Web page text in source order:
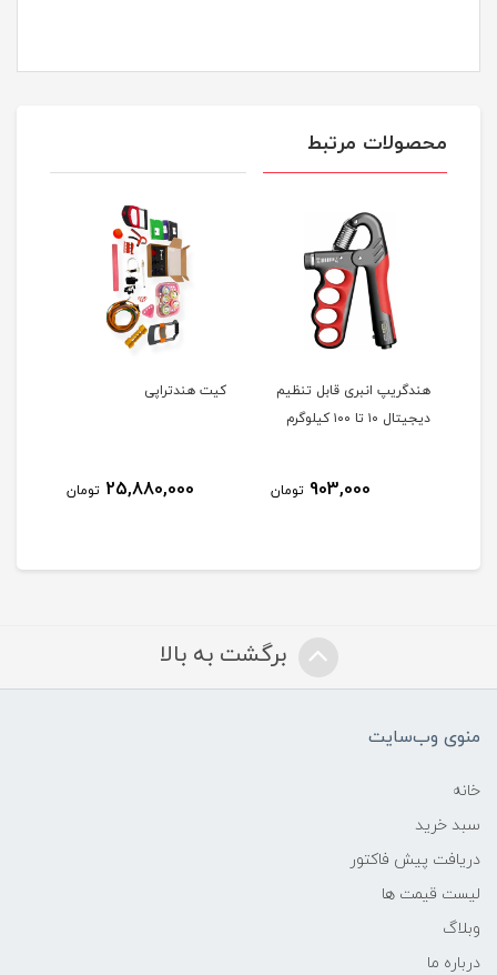
محصولات مرتبط
هندگریپ انبری قابل تنظیم
دیجیتال ۱۰ تا ۱۰۰ کیلوگرم
903,000 تومان
کیت هندتراپی
25,880,000 تومان
برگشت به بالا
منوی وب‌سایت
خانه
سبد خرید
دریافت پیش فاکتور
لیست قیمت ها
وبلاگ
درباره ما